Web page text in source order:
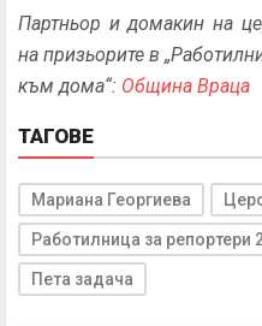
Партньор и домакин на
на призьорите в
към дома“: Община Враца
ТАГОВЕ
Мариана Георгиева
Работилница за репортери
Пета задача